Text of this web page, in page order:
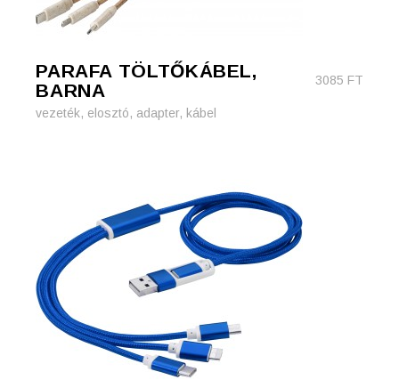
PARAFA TÖLTŐKÁBEL,
BARNA
3085 FT
vezeték, elosztó, adapter, kábel